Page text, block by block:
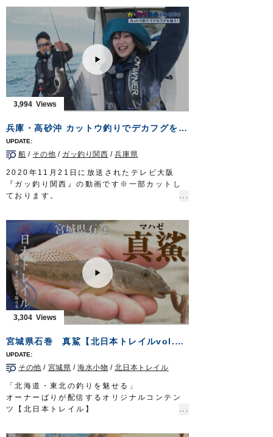
http://www.owner.co.jp
として全国に名を馳せる。人気の理由は金色
に染まるアメマスの存在。カルデラ湖の類稀
な環境が育んだ気高き魚を求めて湖に立ち込
むのは、札幌を拠点に活動するフィッシング
ガイド児島秀明さん。
この時期、阿寒に滞在しガイドに明け暮れる
湖のスペシャリストだが、今年は初挑戦。
全国からゲストを迎える前にフィールドのコ
ンディションを把握しておきたい。
胸高鳴る釣りの舞台が、ようやく幕を開け
タックル
ロッド：トラウトロッド L 5ft10in
リール：3500番 XG スピニングリール
メインライン：PE 0.7号
リーダー：ナイロン 12lb
スナップ： 耐力スナップ
#00
ルアー：
DS-48F デメタシャロー
放送日 2020年7月12日
OWNERMOVIEhttp://ownertv.jp/
オーナーばりwebsite
http://www.owner.co.jp
3,994
兵庫・高砂沖 カットウ釣りでデカフグを狙う
船 / その他 / ガッ釣り関西 /兵庫県
2020年11月21日に放送されたテレビ大阪
『ガッ釣り関西』の動画です※一部カットし
ております。
ーターののぞみさんに秋から冬にかけてシー
ズンとなる船からのカットウフグをみっちり
教えます。
基本的なテクニックからご紹介しております
ので、初心者の方もぜひご覧ください 。
■使用製品
・カットウシンカー 丸錘
・カットウ一角ふぐチラシ仕掛
・ムラムラふぐ喰わせ胴突
■取材協力
ガッ釣り関西 テレビ大阪 毎週土曜日 6時
20分～6時50分放送
osaka.co.jp/ip4/gattsuri/
OWNERMOVIEhttp://ownertv.jp/
オーナーばりwebsite
http://www.owner.co.jp
3,304
宮城県石巻 真鯊【北日本トレイルvol.3】
その他 / 宮城県 /海水小物 /北日本トレイル
「北海道・東北の釣りを魅せる」
オーナーばりが配信するオリジナルコンテン
ツ【北日本トレイル】
り。